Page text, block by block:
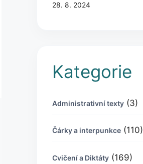
28. 8. 2024
Kategorie
Administrativní texty (3)
Čárky a interpunkce (110)
Cvičení a Diktáty (169)